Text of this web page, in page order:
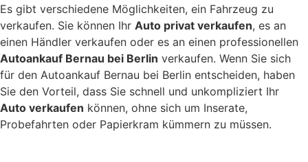
Es gibt verschiedene Möglichkeiten, ein Fahrzeug zu
verkaufen. Sie können Ihr Auto privat verkaufen, es an
einen Händler verkaufen oder es an einen professionellen
Autoankauf Bernau bei Berlin verkaufen. Wenn Sie sich
für den Autoankauf Bernau bei Berlin entscheiden, haben
Sie den Vorteil, dass Sie schnell und unkompliziert Ihr
Auto verkaufen können, ohne sich um Inserate,
Probefahrten oder Papierkram kümmern zu müssen.